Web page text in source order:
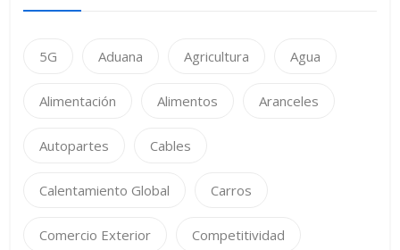
5G Aduana Agricultura Agua
Alimentación Alimentos Aranceles
Autopartes Cables
Calentamiento Global Carros
Comercio Exterior Competitividad